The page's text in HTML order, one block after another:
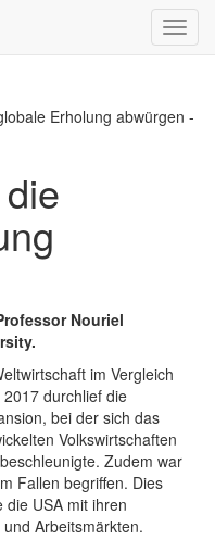
Erholung abwürgen -
Nouriel
im Vergleich
durchlief die
bei der sich das
Volkswirtschaften
Zudem war
Fallen begriffen. Dies
die USA mit ihren
Arbeitsmärkten.